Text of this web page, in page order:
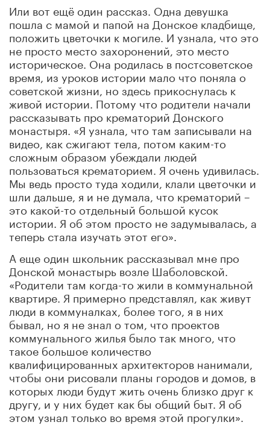
Или вот ещё один рассказ. Одна девушка
пошла с мамой и папой на Донское кладбище,
положить цветочки к могиле. И узнала, что это
не просто место захоронений, это место
историческое. Она родилась в постсоветское
время, из уроков истории мало что поняла о
советской жизни, но здесь прикоснулась к
живой истории. Потому что родители начали
рассказывать про крематорий Донского
монастыря. «Я узнала, что там записывали на
видео, как сжигают тела, потом каким-то
сложным образом убеждали людей
пользоваться крематорием. Я очень удивилась.
Мы ведь просто туда ходили, клали цветочки и
шли дальше, я и не думала, что крематорий –
это какой-то отдельный большой кусок
истории. Я об этом просто не задумывалась, а
теперь стала изучать этот его».
А еще один школьник рассказывал мне про
Донской монастырь возле Шаболовской.
«Родители там когда-то жили в коммунальной
квартире. Я примерно представлял, как живут
люди в коммуналках, более того, я в них
бывал, но я не знал о том, что проектов
коммунального жилья было так много, что
такое большое количество
квалифицированных архитекторов нанимали,
чтобы они рисовали планы городов и домов, в
которых люди будут жить очень близко друг к
другу, и у них будет как бы общий быт. Я об
этом узнал только во время этой прогулки».